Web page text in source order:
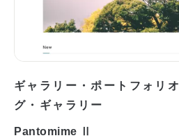
ギャラリー・ポートフォリオ
グ・ギャラリー
Pantomime Ⅱ